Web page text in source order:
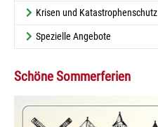
Krisen und Katastrophenschutz
Spezielle Angebote
Schöne Sommerferien